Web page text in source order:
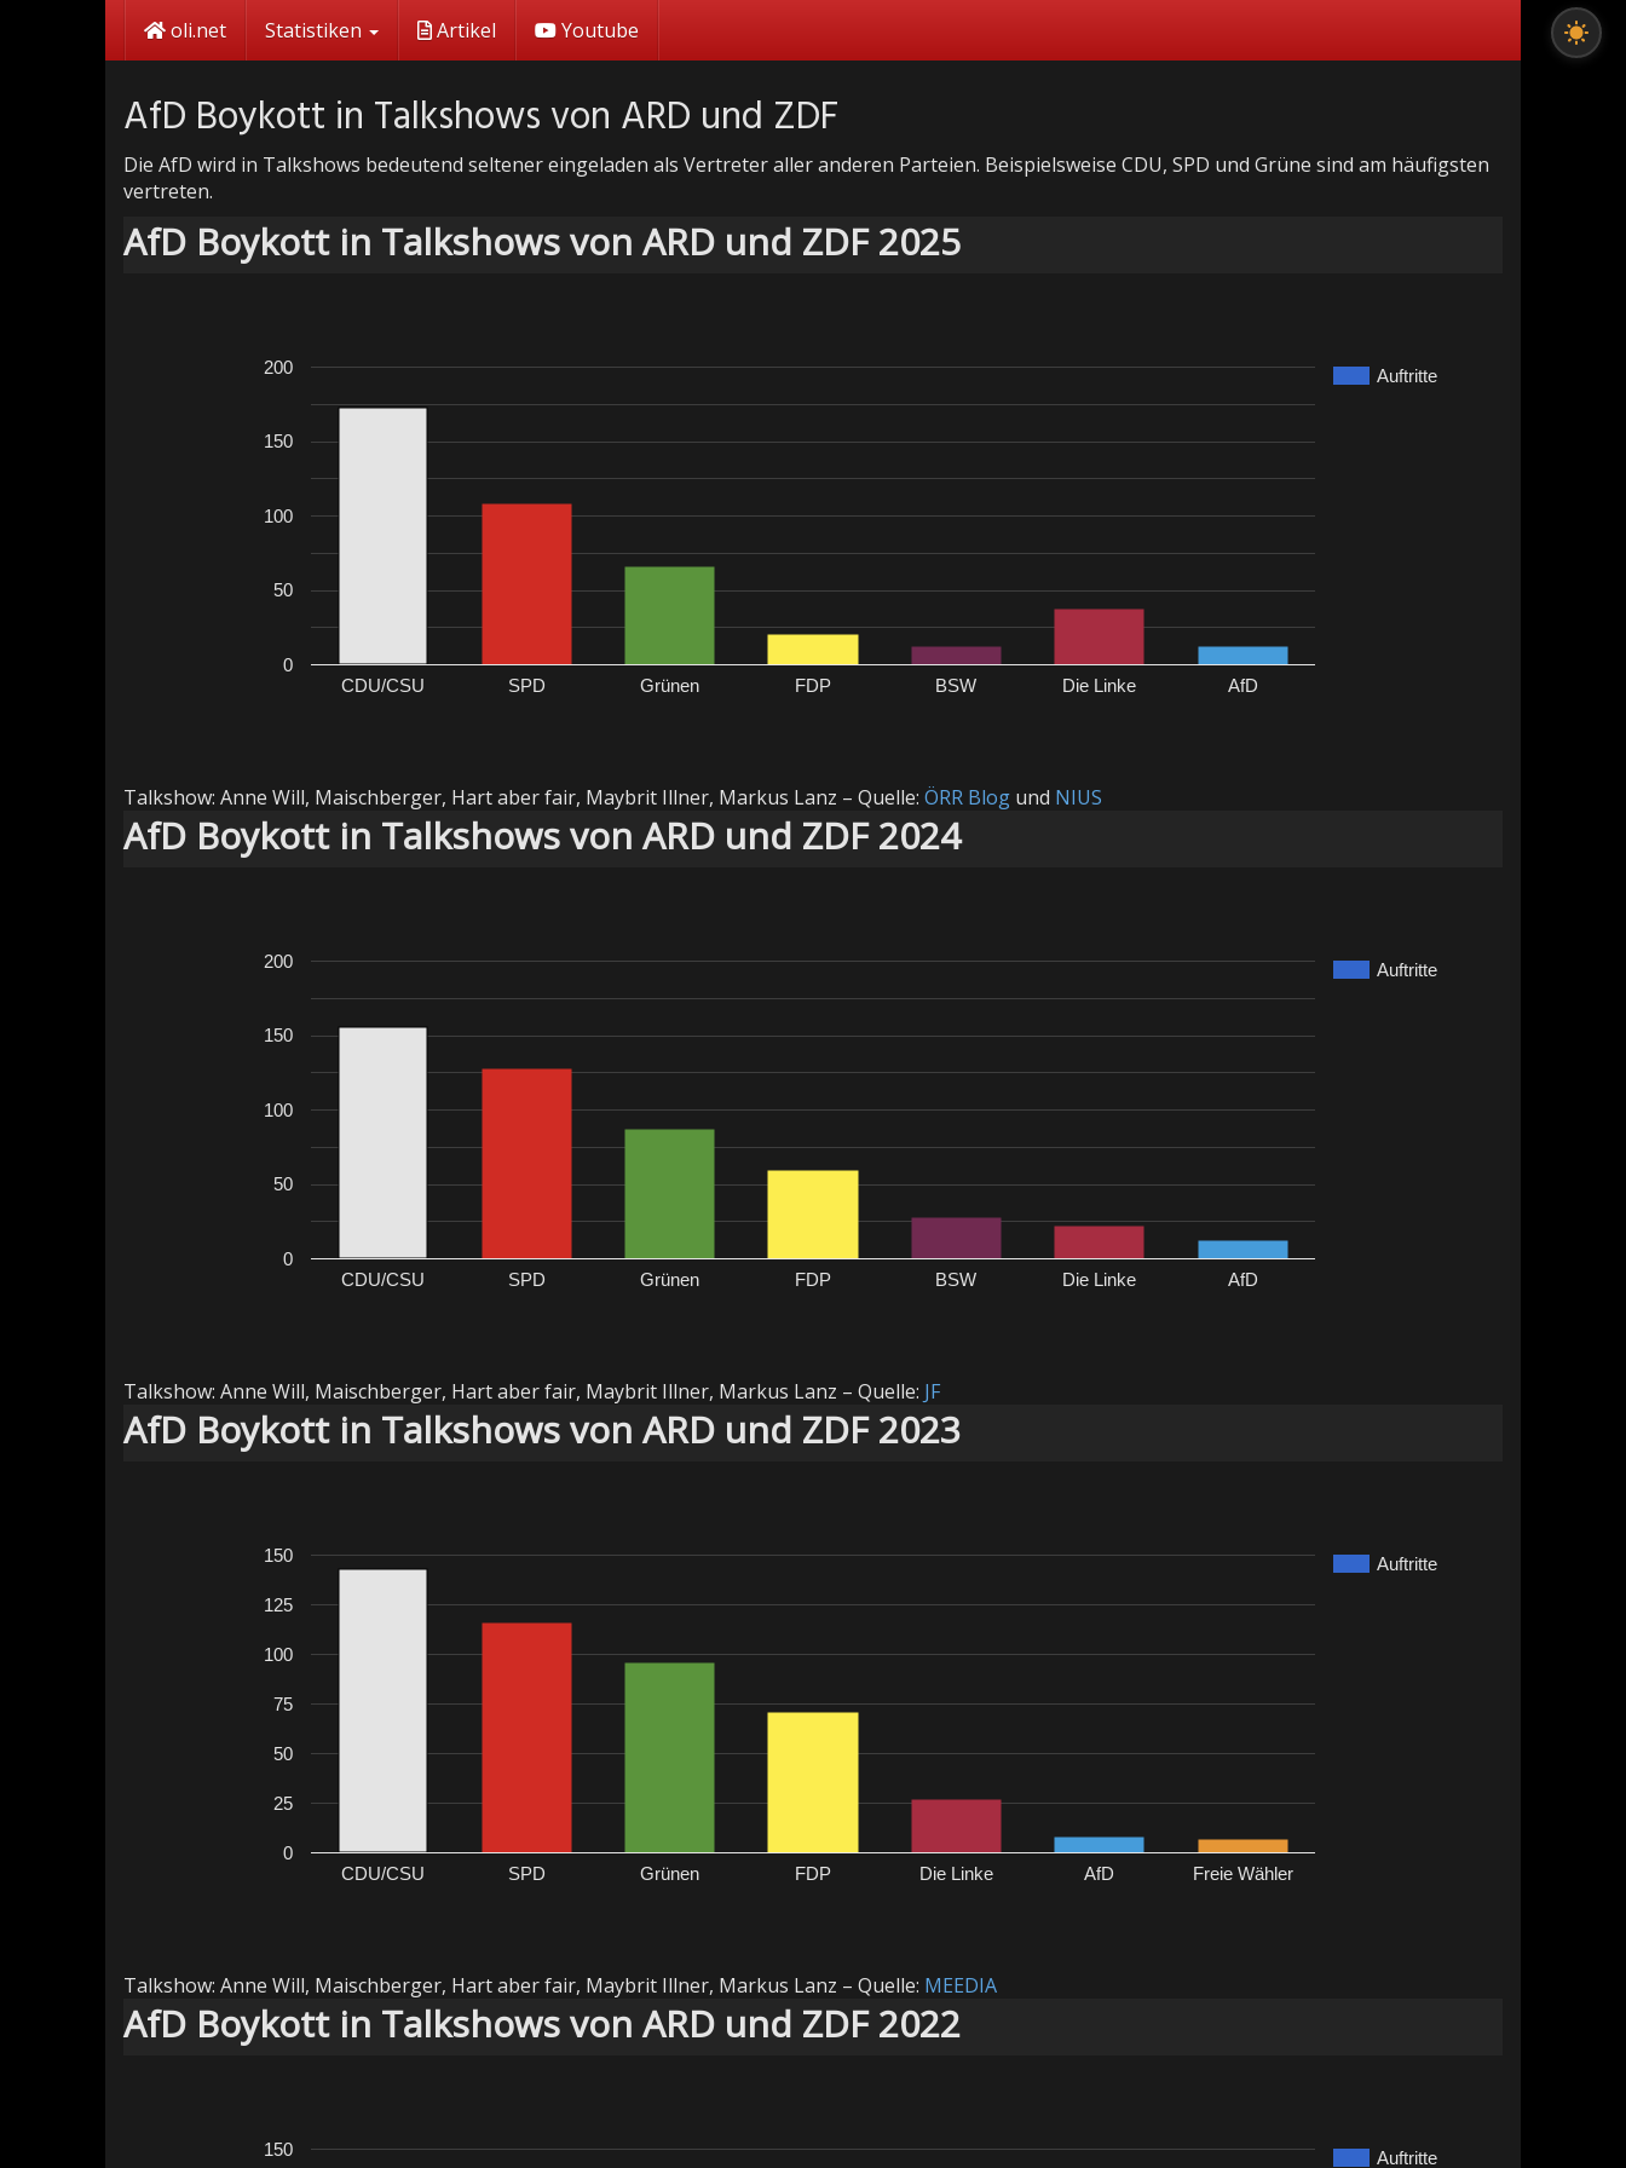
oli.net Statistiken Artikel Youtube
AfD Boykott in Talkshows von ARD und ZDF
Die AfD wird in Talkshows bedeutend seltener eingeladen als Vertreter aller anderen Parteien. Beispielsweise CDU, SPD und Grüne sind am häufigsten
vertreten.
AfD Boykott in Talkshows von ARD und ZDF 2025
Auftritte
CDU/CSU SPD Grünen FDP BSW Die Linke AfD
0
50
100
150
200
Talkshow: Anne Will, Maischberger, Hart aber fair, Maybrit Illner, Markus Lanz – Quelle: ÖRR Blog und NIUS
AfD Boykott in Talkshows von ARD und ZDF 2024
Auftritte
CDU/CSU SPD Grünen FDP BSW Die Linke AfD
0
50
100
150
200
Talkshow: Anne Will, Maischberger, Hart aber fair, Maybrit Illner, Markus Lanz – Quelle: JF
AfD Boykott in Talkshows von ARD und ZDF 2023
Auftritte
CDU/CSU SPD Grünen FDP Die Linke AfD Freie Wähler
0
25
50
75
100
125
150
Talkshow: Anne Will, Maischberger, Hart aber fair, Maybrit Illner, Markus Lanz – Quelle: MEEDIA
AfD Boykott in Talkshows von ARD und ZDF 2022
Auftritte
150